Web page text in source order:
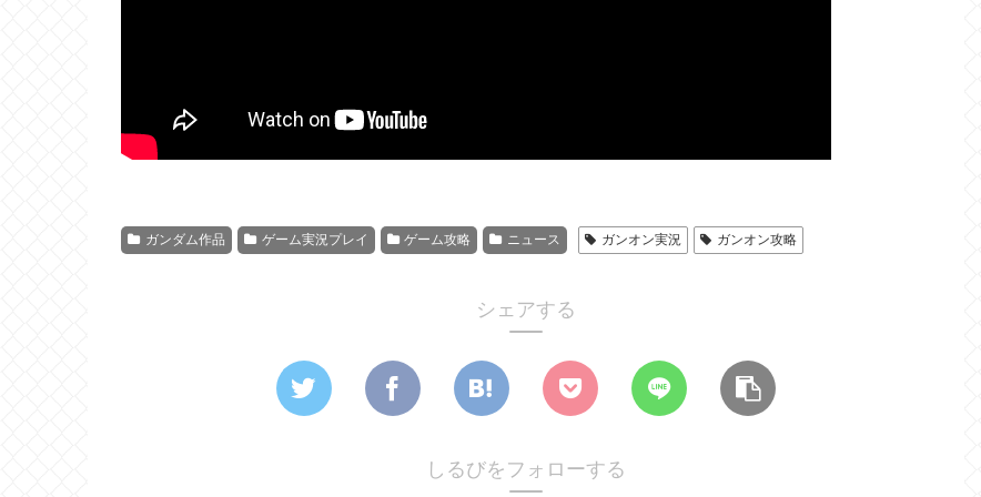
ガンダム作品 ゲーム実況プレイ ゲーム攻略 ニュース ガンオン実況 ガンオン攻略
シェアする
しるびをフォローする